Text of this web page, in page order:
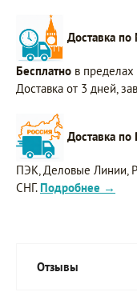
Доставка по
Бесплатно в
Доставка от 3 дней,
Доставка по
ПЭК, Деловые Линии,
СНГ. Подробнее →
Отзывы